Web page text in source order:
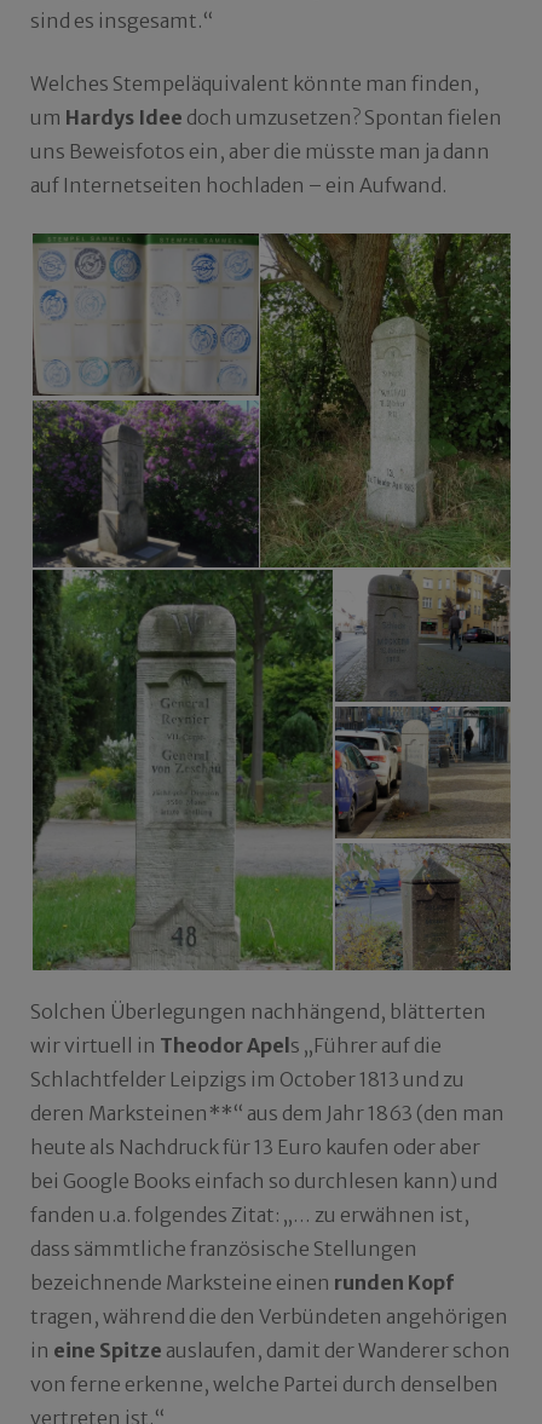
sind es insgesamt.“
Welches Stempeläquivalent könnte man finden,
um Hardys Idee doch umzusetzen? Spontan fielen
uns Beweisfotos ein, aber die müsste man ja dann
auf Internetseiten hochladen – ein Aufwand.
Solchen Überlegungen nachhängend, blätterten
wir virtuell in Theodor Apels „Führer auf die
Schlachtfelder Leipzigs im October 1813 und zu
deren Marksteinen**“ aus dem Jahr 1863 (den man
heute als Nachdruck für 13 Euro kaufen oder aber
bei Google Books einfach so durchlesen kann) und
fanden u.a. folgendes Zitat: „… zu erwähnen ist,
dass sämmtliche französische Stellungen
bezeichnende Marksteine einen runden Kopf
tragen, während die den Verbündeten angehörigen
in eine Spitze auslaufen, damit der Wanderer schon
von ferne erkenne, welche Partei durch denselben
vertreten ist.“